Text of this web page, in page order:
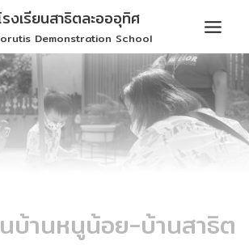
รงเรียนสาธิตละอออุทิศ
Demonstration School
บ้านหนูน้อย-บ้านสาธิต